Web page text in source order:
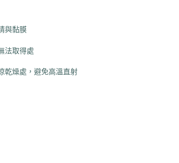
與黏膜
法取得處
乾燥處，避免高溫直射